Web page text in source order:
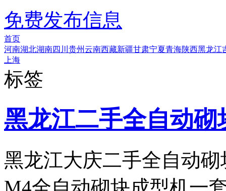
免费发布信息
首页
河南湖北湖南四川 贵州云南西藏新疆甘肃宁夏青海陕西黑龙江
上海
标签
黑龙江二手全自动砌
黑龙江大庆二手全自动